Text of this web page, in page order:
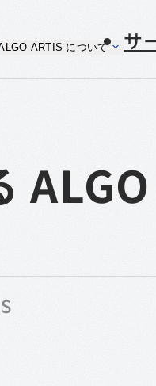
ARTIS について サ